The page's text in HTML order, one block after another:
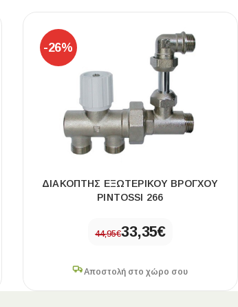
εφέ, ρεκτιφιέ πλακίδιο πορσελάνης
-26%
ΔΙΑΚΟΠΤΗΣ ΕΞΩΤΕΡΙΚΟΥ ΒΡΟΓΧΟΥ
PINTOSSI 266
44,95€33,35€
Αποστολή στο χώρο σου